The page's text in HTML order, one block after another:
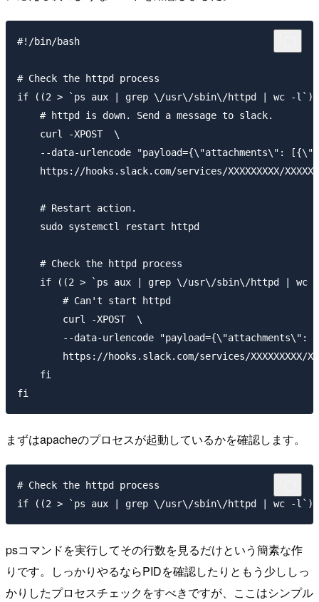
#!/bin/bash
# Check the httpd process
if ((2 > `ps aux | grep \/usr\/sbin\/httpd | wc -
    # httpd is down. Send a message to slack.
    curl -XPOST  \
--data-urlencode "payload={\"attachments\":
https://hooks.slack.com/services/XXXXXXXXX/
    # Restart action.
    sudo systemctl restart httpd
    # Check the httpd process
if ((2 > `ps aux | grep \/usr\/sbin\/httpd | wc
        # Can't start httpd
        curl -XPOST  \
--data-urlencode "payload={\"attachments\":
https://hooks.slack.com/services/XXXXXXXXX/
    fi
まずはapacheのプロセスが起動しているかを確認します。
# Check the httpd process
psコマンドを実行してその行数を見るだけという簡素な作
りです。しっかりやるならPIDを確認したりともう少ししっ
かりしたプロセスチェックをすべきですが、ここはシンプル